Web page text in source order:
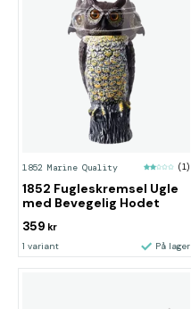
1852 Marine Quality (1)
1852 Fugleskremsel Ugle
med Bevegelig Hodet
359 kr
1 variant På lager